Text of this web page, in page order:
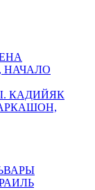
НАЧАЛО
КАДИЙЯК